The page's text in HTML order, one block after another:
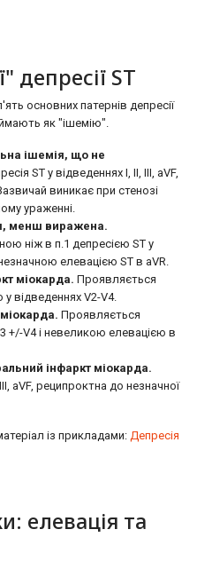
депресії ST
основних патернів депресії
як "ішемію".
ішемія, що не
ST у відведеннях I, II, III, aVF,
виникає при стенозі
ураженні.
менш виражена.
ніж в п.1 депресією ST у
елевацією ST в aVR.
міокарда. Проявляється
відведеннях V2-V4.
Проявляється
+/-V4 і невеликою елевацією в
інфаркт міокарда.
aVF, реципроктна до незначної
із прикладами: Депресія
елевація та